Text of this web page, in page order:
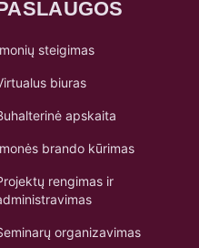
steigimas
biuras
apskaita
brando kūrimas
rengimas ir
organizavimas